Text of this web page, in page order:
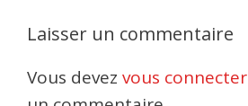
Laisser un commentaire
Vous devez vous connecter